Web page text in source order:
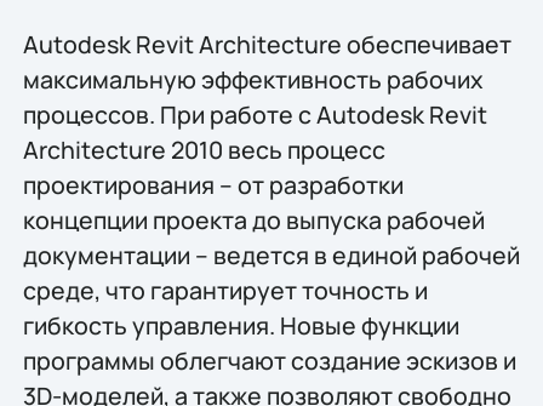
Autodesk Revit Architecture обеспечивает
максимальную эффективность рабочих
процессов. При работе с Autodesk Revit
Architecture 2010 весь процесс
проектирования – от разработки
концепции проекта до выпуска рабочей
документации – ведется в единой рабочей
среде, что гарантирует точность и
гибкость управления. Новые функции
программы облегчают создание эскизов и
3D-моделей, а также позволяют свободно